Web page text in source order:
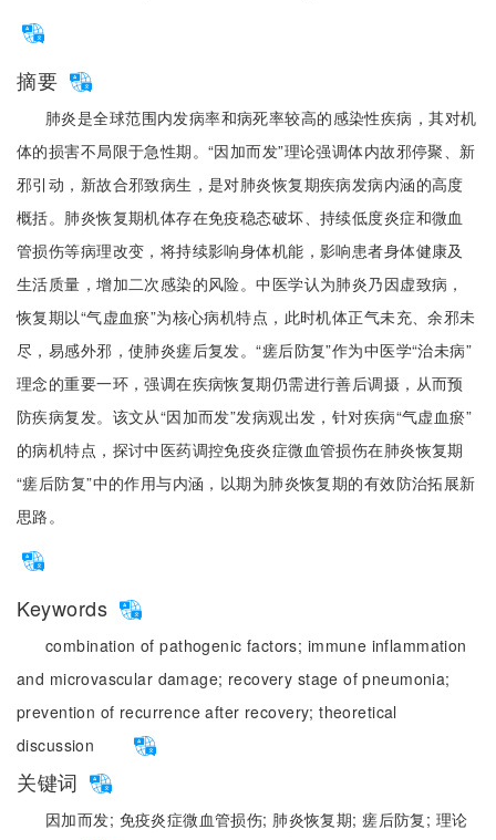
摘要
肺炎是全球范围内发病率和病死率较高的感染性疾病，其对机
体的损害不局限于急性期。“因加而发”理论强调体内故邪停聚、新
邪引动，新故合邪致病生，是对肺炎恢复期疾病发病内涵的高度
概括。肺炎恢复期机体存在免疫稳态破坏、持续低度炎症和微血
管损伤等病理改变，将持续影响身体机能，影响患者身体健康及
生活质量，增加二次感染的风险。中医学认为肺炎乃因虚致病，
恢复期以“气虚血瘀”为核心病机特点，此时机体正气未充、余邪未
尽，易感外邪，使肺炎瘥后复发。“瘥后防复”作为中医学“治未病”
理念的重要一环，强调在疾病恢复期仍需进行善后调摄，从而预
防疾病复发。该文从“因加而发”发病观出发，针对疾病“气虚血瘀”
的病机特点，探讨中医药调控免疫炎症微血管损伤在肺炎恢复期
“瘥后防复”中的作用与内涵，以期为肺炎恢复期的有效防治拓展新
思路。
Keywords
combination of pathogenic factors; immune inflammation
and microvascular damage; recovery stage of pneumonia;
prevention of recurrence after recovery;theoretical
discussion
关键词
因加而发; 免疫炎症微血管损伤; 肺炎恢复期;瘥后防复; 理论